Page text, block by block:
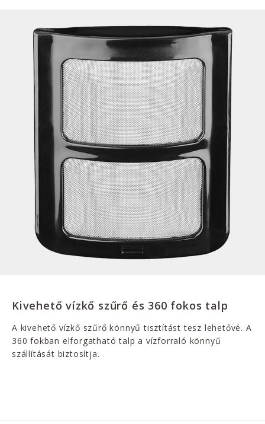
Kivehető vízkő szűrő és 360 fokos talp
A kivehető vízkő szűrő könnyű tisztítást tesz lehetővé. A
360 fokban elforgatható talp a vízforraló könnyű
szállítását biztosítja.